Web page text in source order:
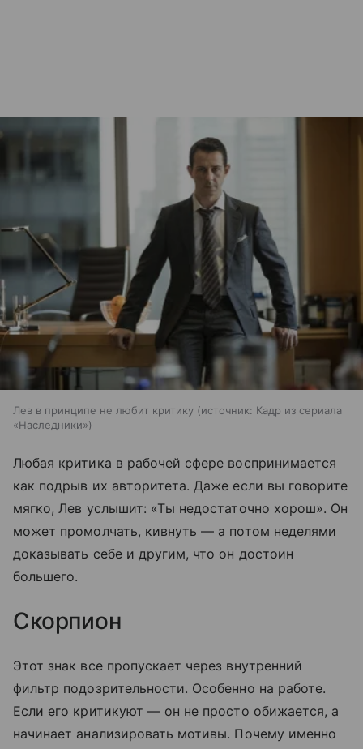
Лев в принципе не любит критику источник: Кадр из сериала
«Наследники»
Любая критика в рабочей сфере воспринимается
как подрыв их авторитета. Даже если вы говорите
мягко, Лев услышит: «Ты недостаточно хорош». Он
может промолчать, кивнуть — а потом неделями
доказывать себе и другим, что он достоин
большего.
Скорпион
Этот знак все пропускает через внутренний
фильтр подозрительности. Особенно на работе.
Если его критикуют — он не просто обижается, а
начинает анализировать мотивы. Почему именно